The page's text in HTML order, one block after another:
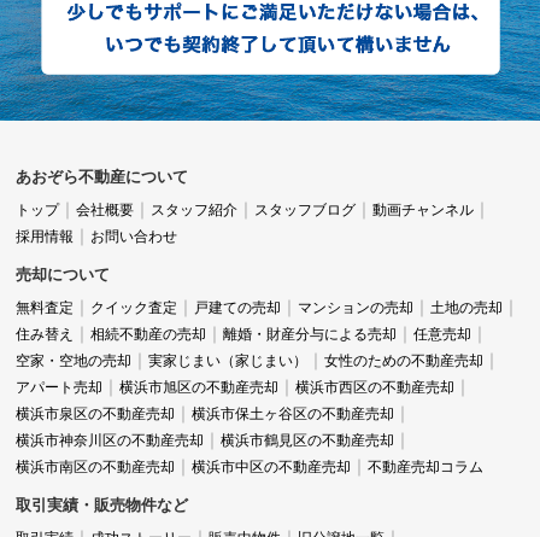
あおぞら不動産について
トップ 会社概要 スタッフ紹介 スタッフブログ
動画チャンネル
採用情報
お問い合わせ
売却について
無料査定 クイック査定 戸建ての売却 マンションの売却
土地の売却
住み替え
相続不動産の売却 離婚・財産分与による売却
任意売却
空家・空地の売却
実家じまい（家じまい）
女性のための不動産売却
アパート売却
横浜市旭区の不動産売却
横浜市西区の不動産売却
横浜市泉区の不動産売却
横浜市保土ヶ谷区の不動産売却
横浜市神奈川区の不動産売却
横浜市鶴見区の不動産売却
横浜市南区の不動産売却
横浜市中区の不動産売却 不動産売却コラム
取引実績・販売物件など